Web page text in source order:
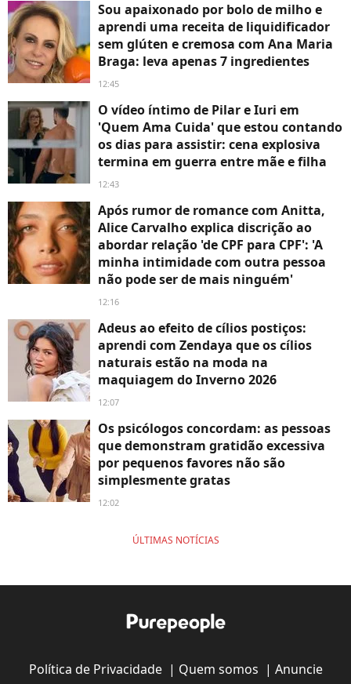
Sou apaixonado por bolo de milho e
aprendi uma receita de liquidificador
sem glúten e cremosa com Ana Maria
Braga: leva apenas 7 ingredientes
12:45
O vídeo íntimo de Pilar e Iuri em
'Quem Ama Cuida' que estou contando
os dias para assistir: cena explosiva
termina em guerra entre mãe e filha
12:43
Após rumor de romance com Anitta,
Alice Carvalho explica discrição ao
abordar relação 'de CPF para CPF': 'A
minha intimidade com outra pessoa
não pode ser de mais ninguém'
12:16
Adeus ao efeito de cílios postiços:
aprendi com Zendaya que os cílios
naturais estão na moda na
maquiagem do Inverno 2026
12:07
Os psicólogos concordam: as pessoas
que demonstram gratidão excessiva
por pequenos favores não são
simplesmente gratas
12:02
ÚLTIMAS NOTÍCIAS
Política de Privacidade| Quem somos | Anuncie